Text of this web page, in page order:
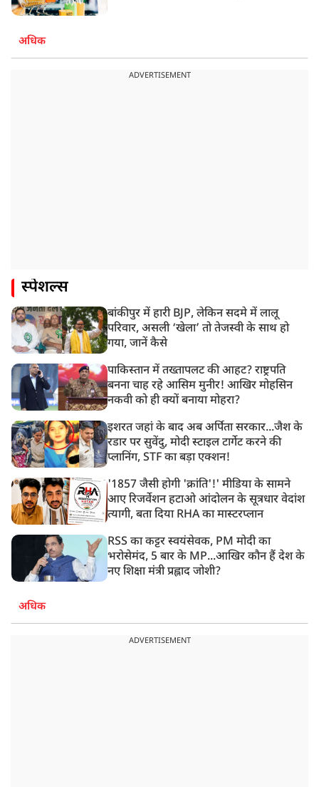
अधिक
ADVERTISEMENT
स्पेशल्स
बांकीपुर में हारी BJP, लेकिन सदमे में लालू
परिवार, असली ‘खेला’ तो तेजस्वी के साथ हो
गया, जानें कैसे
पाकिस्तान में तख्तापलट की आहट? राष्ट्रपति
बनना चाह रहे आसिम मुनीर! आखिर मोहसिन
नकवी को ही क्यों बनाया मोहरा?
इशरत जहां के बाद अब अर्पिता सरकार...जैश के
रडार पर सुवेंदु, मोदी स्टाइल टार्गेट करने की
प्लानिंग, STF का बड़ा एक्शन!
'1857 जैसी होगी 'क्रांति'!' मीडिया के सामने
आए रिजर्वेशन हटाओ आंदोलन के सूत्रधार वेदांश
त्यागी, बता दिया RHA का मास्टरप्लान
RSS का कट्टर स्वयंसेवक, PM मोदी का
भरोसेमंद, 5 बार के MP...आखिर कौन हैं देश के
नए शिक्षा मंत्री प्रह्लाद जोशी?
अधिक
ADVERTISEMENT